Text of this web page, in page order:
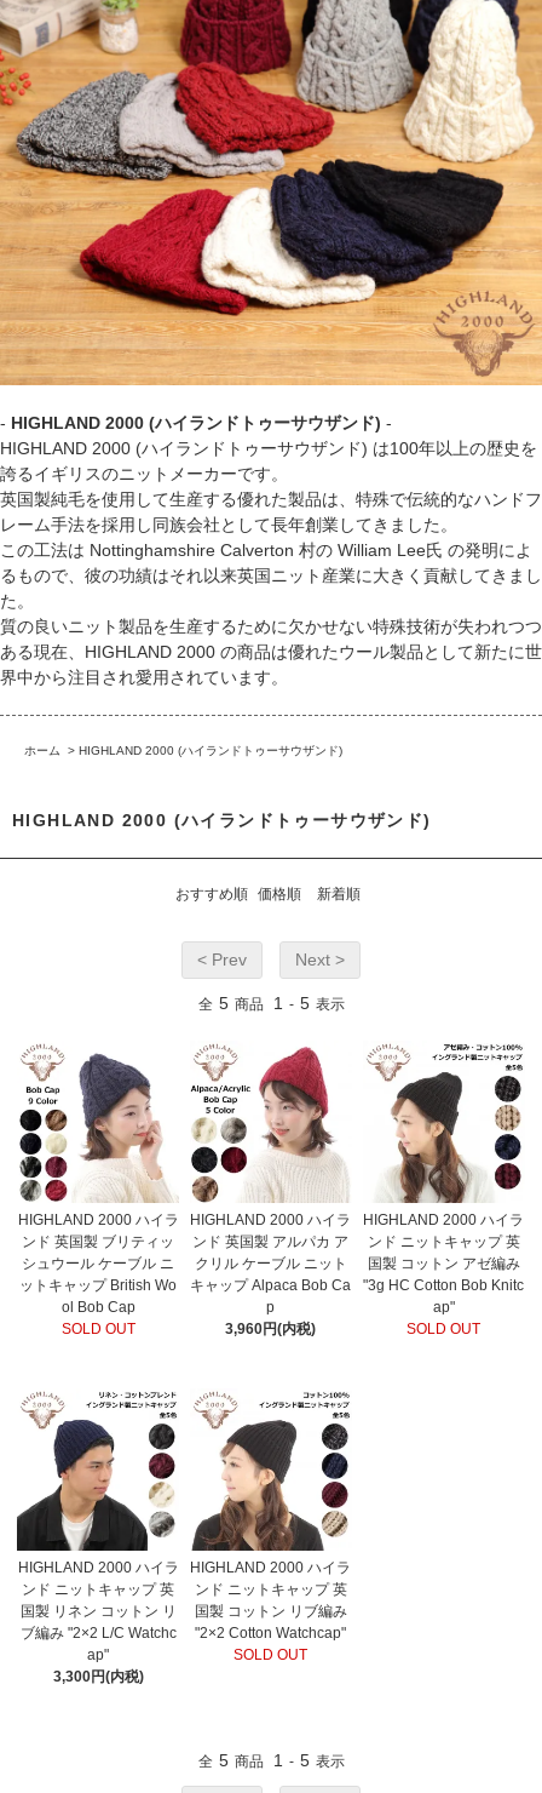
- HIGHLAND 2000 (ハイランドトゥーサウザンド) -
HIGHLAND 2000 (ハイランドトゥーサウザンド) は100年以上の歴史を
誇るイギリスのニットメーカーです。
英国製純毛を使用して生産する優れた製品は、特殊で伝統的なハンドフ
レーム手法を採用し同族会社として長年創業してきました。
この工法は Nottinghamshire Calverton 村の William Lee氏 の発明によ
るもので、彼の功績はそれ以来英国ニット産業に大きく貢献してきまし
た。
質の良いニット製品を生産するために欠かせない特殊技術が失われつつ
ある現在、HIGHLAND 2000 の商品は優れたウール製品として新たに世
界中から注目され愛用されています。
ホーム > HIGHLAND 2000 (ハイランドトゥーサウザンド)
HIGHLAND 2000 (ハイランドトゥーサウザンド)
おすすめ順 価格順 新着順
< Prev Next >
全 5 商品 1 - 5 表示
HIGHLAND 2000 ハイラ
ンド 英国製 ブリティッ
シュウール ケーブル ニ
ットキャップ British Wo
ol Bob Cap
SOLD OUT
HIGHLAND 2000 ハイラ
ンド 英国製 アルパカ ア
クリル ケーブル ニット
キャップ Alpaca Bob Ca
p
3,960円(内税)
HIGHLAND 2000 ハイラ
ンド ニットキャップ 英
国製 コットン アゼ編み
"3g HC Cotton Bob Knitc
ap"
SOLD OUT
HIGHLAND 2000 ハイラ
ンド ニットキャップ 英
国製 リネン コットン リ
ブ編み "2×2 L/C Watchc
ap"
3,300円(内税)
HIGHLAND 2000 ハイラ
ンド ニットキャップ 英
国製 コットン リブ編み
"2×2 Cotton Watchcap"
SOLD OUT
全 5 商品 1 - 5 表示